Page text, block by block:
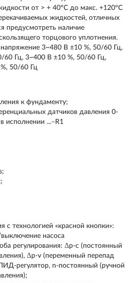
от > + 40°C до макс. +120°C
жидкостей, отличных
предусмотреть наличие
торцового уплотнения.
3~480 В ±10 %, 50/60 Гц,
60 Гц, 3~400 В ±10 %, 50/60 Гц,
50/60 Гц
к фундаменту;
датчиков давления 0-
исполнении ...–R1
с технологией «красной кнопки»:
насоса
регулирования: Δp-c (постоянный
Δp-v (переменный перепад
регулятор, n-постоянный (ручной